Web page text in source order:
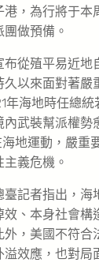
港，為行將于本
做預備。
從殖平易近地
久以來面對著嚴
年海地時任總統
武裝幫派權勢
地運動，嚴重
義危機。
記者指出，海
效、本身社會構
外，美國不符合
效應，也對局